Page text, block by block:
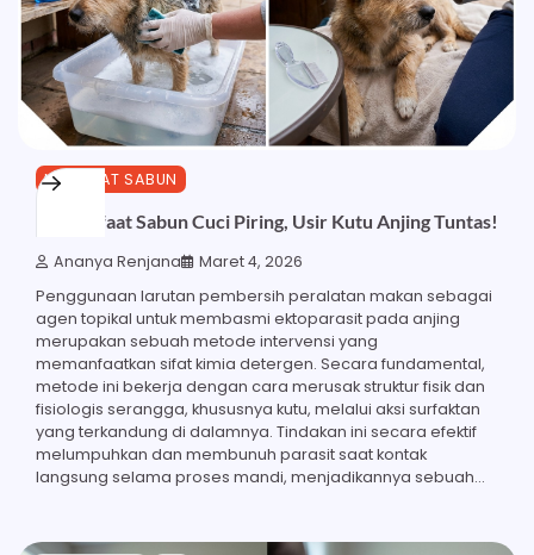
MANFAAT SABUN
15 Manfaat Sabun Cuci Piring, Usir Kutu Anjing Tuntas!
Ananya Renjana Maret 4, 2026
Penggunaan larutan pembersih peralatan makan sebagai
agen topikal untuk membasmi ektoparasit pada anjing
merupakan sebuah metode intervensi yang
memanfaatkan sifat kimia detergen. Secara fundamental,
metode ini bekerja dengan cara merusak struktur fisik dan
fisiologis serangga, khususnya kutu, melalui aksi surfaktan
yang terkandung di dalamnya. Tindakan ini secara efektif
melumpuhkan dan membunuh parasit saat kontak
langsung selama proses mandi, menjadikannya sebuah…